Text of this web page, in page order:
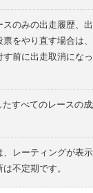
のみの出走履歴、
をやり直す場合は
前に出走取消にな
すべてのレースの
レーティングが表
不定期です。